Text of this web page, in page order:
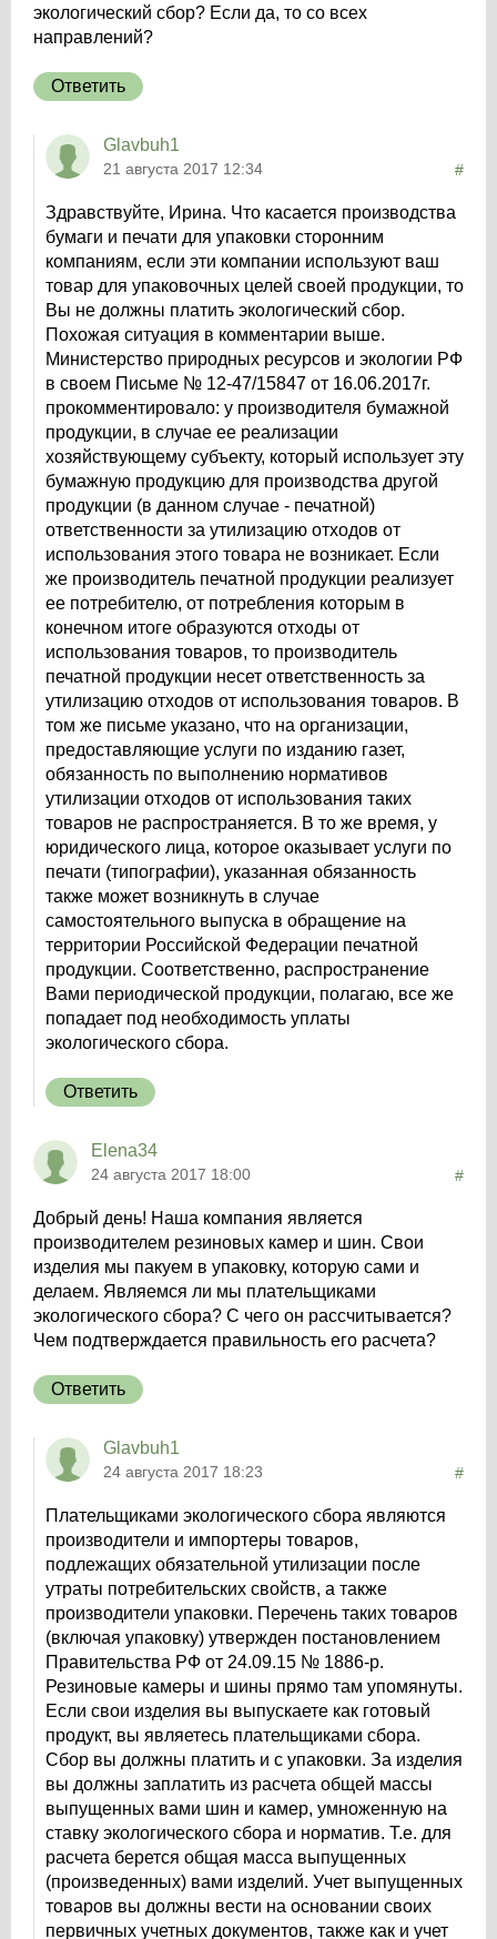
экологический сбор? Если да, то со всех
направлений?
Ответить
Glavbuh1
21 августа 2017 12:34 #
Здравствуйте, Ирина. Что касается производства
бумаги и печати для упаковки сторонним
компаниям, если эти компании используют ваш
товар для упаковочных целей своей продукции, то
Вы не должны платить экологический сбор.
Похожая ситуация в комментарии выше.
Министерство природных ресурсов и экологии РФ
в своем Письме № 12-47/15847 от 16.06.2017г.
прокомментировало: у производителя бумажной
продукции, в случае ее реализации
хозяйствующему субъекту, который использует эту
бумажную продукцию для производства другой
продукции (в данном случае - печатной)
ответственности за утилизацию отходов от
использования этого товара не возникает. Если
же производитель печатной продукции реализует
ее потребителю, от потребления которым в
конечном итоге образуются отходы от
использования товаров, то производитель
печатной продукции несет ответственность за
утилизацию отходов от использования товаров. В
том же письме указано, что на организации,
предоставляющие услуги по изданию газет,
обязанность по выполнению нормативов
утилизации отходов от использования таких
товаров не распространяется. В то же время, у
юридического лица, которое оказывает услуги по
печати (типографии), указанная обязанность
также может возникнуть в случае
самостоятельного выпуска в обращение на
территории Российской Федерации печатной
продукции. Соответственно, распространение
Вами периодической продукции, полагаю, все же
попадает под необходимость уплаты
экологического сбора.
Ответить
Elena34
24 августа 2017 18:00 #
Добрый день! Наша компания является
производителем резиновых камер и шин. Свои
изделия мы пакуем в упаковку, которую сами и
делаем. Являемся ли мы плательщиками
экологического сбора? С чего он рассчитывается?
Чем подтверждается правильность его расчета?
Ответить
Glavbuh1
24 августа 2017 18:23 #
Плательщиками экологического сбора являются
производители и импортеры товаров,
подлежащих обязательной утилизации после
утраты потребительских свойств, а также
производители упаковки. Перечень таких товаров
(включая упаковку) утвержден постановлением
Правительства РФ от 24.09.15 № 1886-р.
Резиновые камеры и шины прямо там упомянуты.
Если свои изделия вы выпускаете как готовый
продукт, вы являетесь плательщиками сбора.
Сбор вы должны платить и с упаковки. За изделия
вы должны заплатить из расчета общей массы
выпущенных вами шин и камер, умноженную на
ставку экологического сбора и норматив. Т.е. для
расчета берется общая масса выпущенных
(произведенных) вами изделий. Учет выпущенных
товаров вы должны вести на основании своих
первичных учетных документов, также как и учет